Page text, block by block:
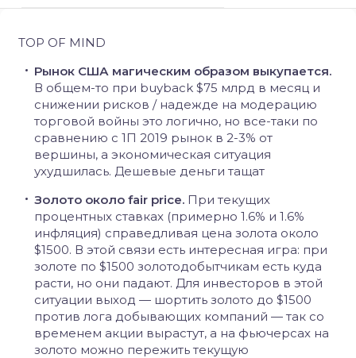
TOP OF MIND
Рынок США магическим образом выкупается.
В общем-то при buyback $75 млрд в месяц и
снижении рисков / надежде на модерацию
торговой войны это логично, но все-таки по
сравнению с 1П 2019 рынок в 2-3% от
вершины, а экономическая ситуация
ухудшилась. Дешевые деньги тащат
Золото около fair price. При текущих
процентных ставках (примерно 1.6% и 1.6%
инфляция) справедливая цена золота около
$1500. В этой связи есть интересная игра: при
золоте по $1500 золотодобытчикам есть куда
расти, но они падают. Для инвесторов в этой
ситуации выход — шортить золото до $1500
против лога добывающих компаний — так со
временем акции вырастут, а на фьючерсах на
золото можно пережить текущую